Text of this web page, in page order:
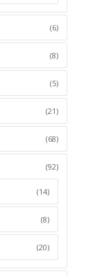
(6)
(8)
(5)
(21)
(68)
(92)
(14)
(8)
(20)